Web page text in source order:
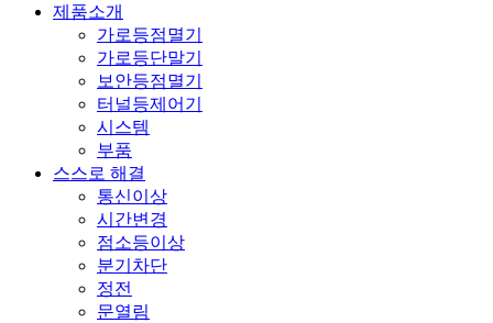
제품소개
가로등점멸기
가로등단말기
보안등점멸기
터널등제어기
시스템
부품
스스로 해결
통신이상
시간변경
점소등이상
분기차단
정전
문열림